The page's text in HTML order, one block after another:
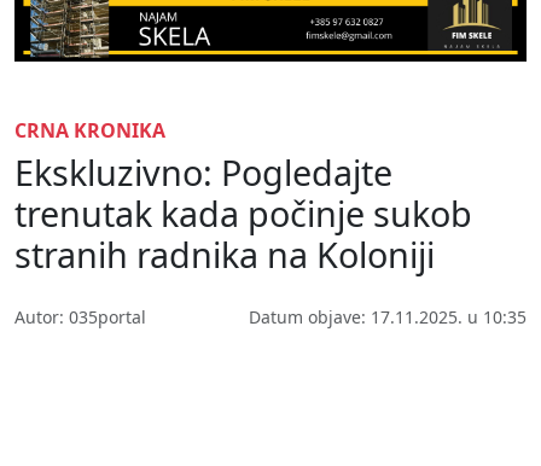
CRNA KRONIKA
Ekskluzivno: Pogledajte
trenutak kada počinje sukob
stranih radnika na Koloniji
Autor: 035portal Datum objave: 17.11.2025. u 10:35